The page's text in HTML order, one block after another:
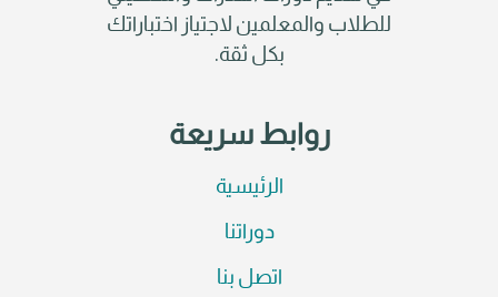
للطلاب والمعلمين لاجتياز اختباراتك
بكل ثقة.
روابط سريعة
الرئيسية
دوراتنا
اتصل بنا